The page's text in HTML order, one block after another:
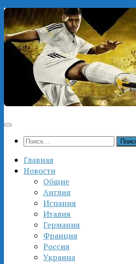
Перейти
к
содержимому
Найти:
Главная
Новости
Общие
Англия
Испания
Италия
Германия
Франция
Россия
Украина